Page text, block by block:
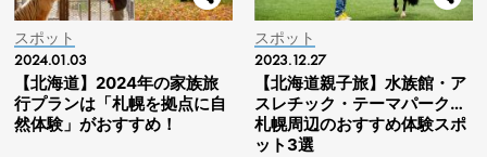
スポット
2024.01.03
【北海道】2024年の家族旅
行プランは「札幌を拠点に自
然体験」がおすすめ！
スポット
2023.12.27
【北海道親子旅】水族館・ア
スレチック・テーマパーク…
札幌周辺のおすすめ体験スポ
ット3選